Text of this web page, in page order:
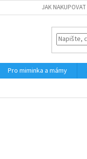
JAK NAKUPOVAT
Pro miminka a mámy